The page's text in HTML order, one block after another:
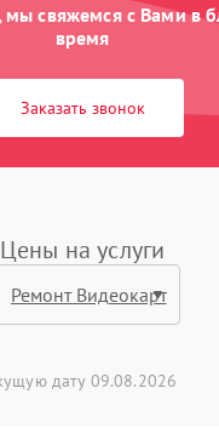
мы свяжемся с Вами в
время
Заказать звонок
Цены на услуги
дату 09.08.2026